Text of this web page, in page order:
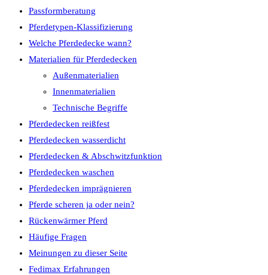
Passformberatung
Pferdetypen-Klassifizierung
Welche Pferdedecke wann?
Materialien für Pferdedecken
Außenmaterialien
Innenmaterialien
Technische Begriffe
Pferdedecken reißfest
Pferdedecken wasserdicht
Pferdedecken & Abschwitzfunktion
Pferdedecken waschen
Pferdedecken imprägnieren
Pferde scheren ja oder nein?
Rückenwärmer Pferd
Häufige Fragen
Meinungen zu dieser Seite
Fedimax Erfahrungen